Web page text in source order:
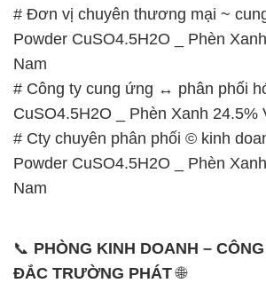
# Đơn vị chuyên thương mại ~
Powder CuSO4.5H2O _ Phèn
Nam
# Công ty cung ứng ↔ phân phối
CuSO4.5H2O _ Phèn Xanh 24.5%
# Cty chuyên phân phối © kinh
Powder CuSO4.5H2O _ Phèn
Nam
📞 PHÒNG KINH DOANH –
ĐẮC TRƯỜNG PHÁT🌐